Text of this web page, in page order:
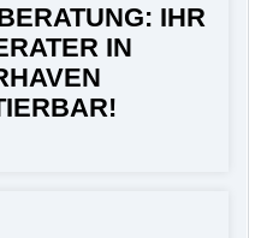
IHR
IN